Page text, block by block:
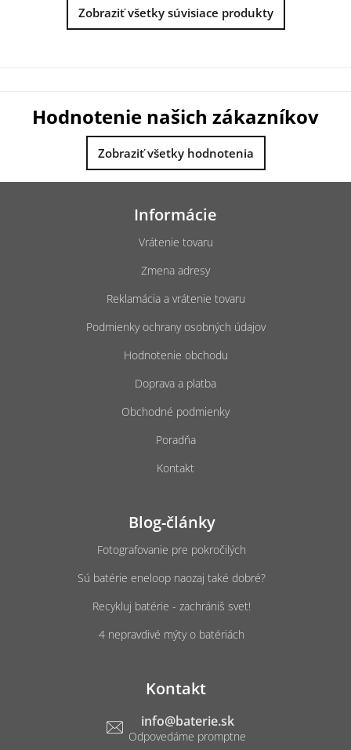
Zobraziť všetky súvisiace produkty
Hodnotenie našich zákazníkov
Zobraziť všetky hodnotenia
Informácie
Vrátenie tovaru
Zmena adresy
Reklamácia a vrátenie tovaru
Podmienky ochrany osobných údajov
Hodnotenie obchodu
Doprava a platba
Obchodné podmienky
Poradňa
Kontakt
Blog-články
Fotografovanie pre pokročilých
Sú batérie eneloop naozaj také dobré?
Recykluj batérie - zachrániš svet!
4 nepravdivé mýty o batériách
Kontakt
info@baterie.sk